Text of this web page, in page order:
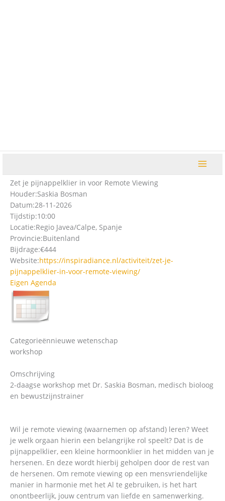
Zet je pijnappelklier in voor Remote Viewing
Houder:Saskia Bosman
Datum:28-11-2026
Tijdstip:10:00
Locatie:Regio Javea/Calpe, Spanje
Provincie:Buitenland
Bijdrage:€444
Website:https://inspiradiance.nl/activiteit/zet-je-
pijnappelklier-in-voor-remote-viewing/
Eigen Agenda
Categorieënnieuwe wetenschap
workshop
Omschrijving
2-daagse workshop met Dr. Saskia Bosman, medisch bioloog
en bewustzijnstrainer
Wil je remote viewing (waarnemen op afstand) leren? Weet
je welk orgaan hierin een belangrijke rol speelt? Dat is de
pijnappelklier, een kleine hormoonklier in het midden van je
hersenen. En deze wordt hierbij geholpen door de rest van
de hersenen. Om remote viewing op een mensvriendelijke
manier in harmonie met het Al te gebruiken, is het hart
onontbeerlijk, jouw centrum van liefde en samenwerking.